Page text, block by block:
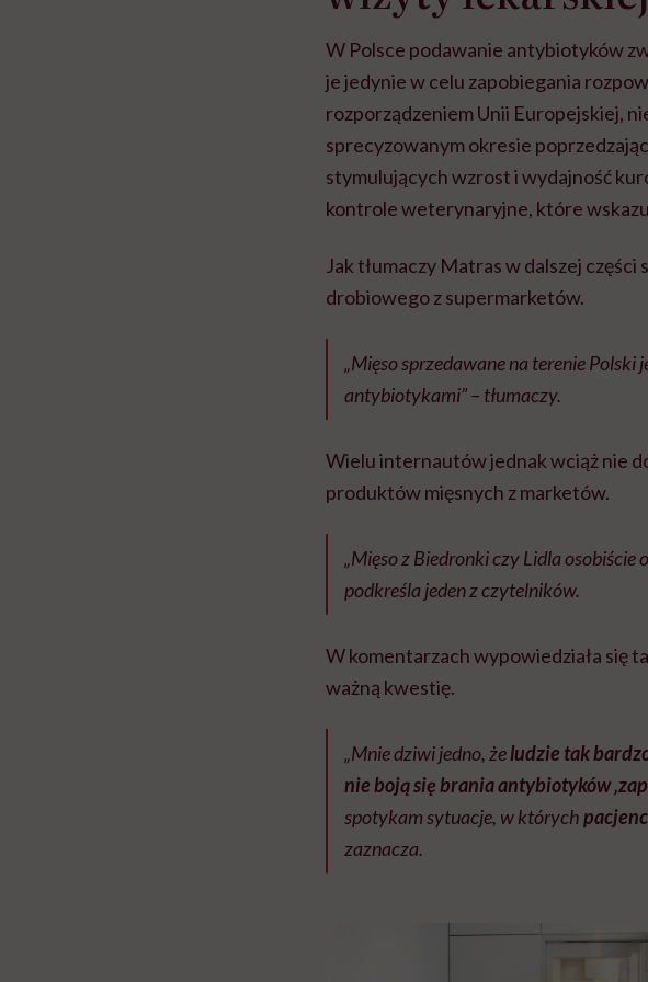
W Polsce podawanie antybiotyków
je jedynie w celu zapobiegania
rozporządzeniem Unii Europejskiej,
sprecyzowanym okresie
stymulujących wzrost i wydajność
kontrole weterynaryjne, które
Jak tłumaczy Matras w dalszej
drobiowego z supermarketów.
„Mięso sprzedawane na terenie
antybiotykami” – tłumaczy.
Wielu internautów jednak wciąż nie
produktów mięsnych z marketów.
„Mięso z Biedronki czy Lidla osobiście
podkreśla jeden z czytelników.
W komentarzach wypowiedziała się
ważną kwestię.
„Mnie dziwi jedno, żeludzie tak
nie boją się brania antybiotyków
spotykam sytuacje, w których
zaznacza.